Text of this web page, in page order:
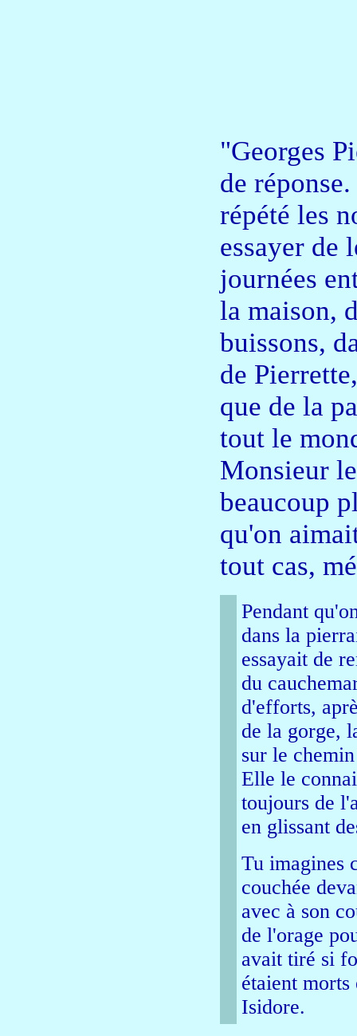
"Georges
de
répété les
essayer de
journées
la maison,
buissons,
de
que de la
tout le
Monsieur
beaucoup
qu'on
tout cas,
Pendant
dans la
essayait de
du
d'efforts,
de la gorge,
sur le
Elle le
toujours de
en glissant
Tu imagines
couchée
avec à son
de l'orage
avait tiré si
étaient
Isidore.